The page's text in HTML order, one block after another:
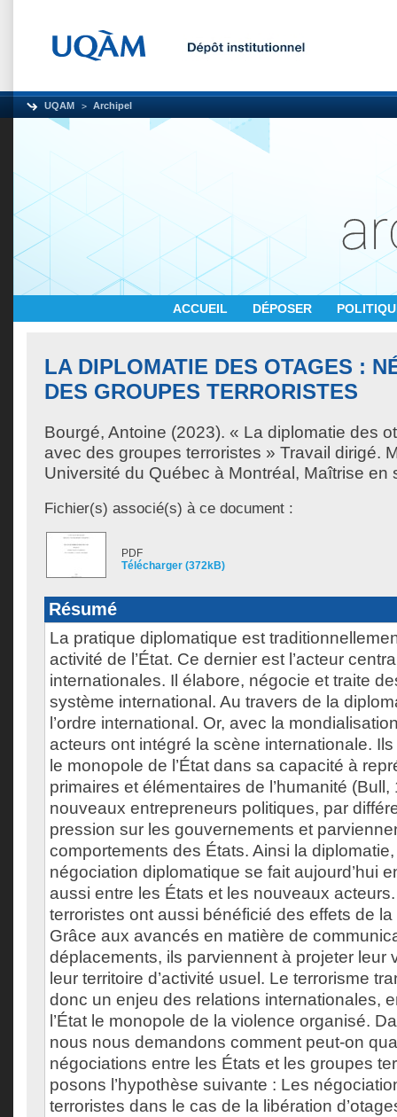
UQAM Archipel
ACCUEIL DÉPOSER
LA DIPLOMATIE DES OTAGES :
DES GROUPES TERRORISTES
Bourgé, Antoine (2023). « La diplomatie des
avec des groupes terroristes » Travail dirigé.
Université du Québec à Montréal, Maîtrise en
Fichier(s) associé(s) à ce document :
PDF
Télécharger (372kB)
Résumé
La pratique diplomatique est
activité de l’État. Ce dernier est l’acteur
internationales. Il élabore, négocie et traite
système international. Au travers de la
l’ordre international. Or, avec la
acteurs ont intégré la scène internationale.
le monopole de l’État dans sa capacité à
primaires et élémentaires de l’humanité (Bull,
nouveaux entrepreneurs politiques, par
pression sur les gouvernements et
comportements des États. Ainsi la
négociation diplomatique se fait aujourd’hui
aussi entre les États et les nouveaux
terroristes ont aussi bénéficié des effets de
Grâce aux avancés en matière de
déplacements, ils parviennent à projeter leur
leur territoire d’activité usuel. Le terrorisme
donc un enjeu des relations internationales,
l’État le monopole de la violence organisé.
nous nous demandons comment peut-on
négociations entre les États et les groupes
posons l’hypothèse suivante : Les
terroristes dans le cas de la libération